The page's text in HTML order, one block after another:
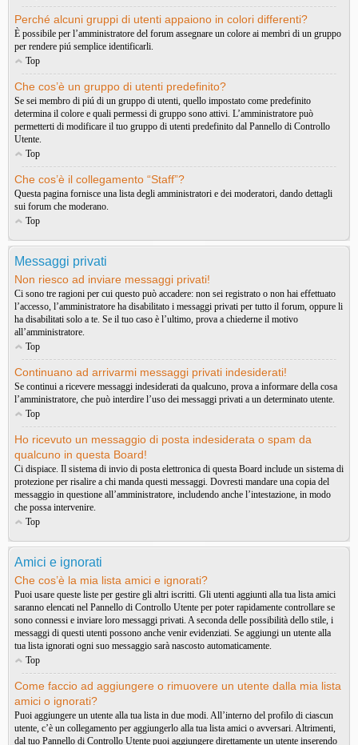
Perché alcuni gruppi di utenti appaiono in colori differenti?
È possibile per l’amministratore del forum assegnare un colore ai membri di un gruppo
per rendere piú semplice identificarli.
Top
Che cos’è un gruppo di utenti predefinito?
Se sei membro di piú di un gruppo di utenti, quello impostato come predefinito
determina il colore e quali permessi di gruppo sono attivi. L’amministratore può
permetterti di modificare il tuo gruppo di utenti predefinito dal Pannello di Controllo
Utente.
Top
Che cos’è il collegamento “Staff”?
Questa pagina fornisce una lista degli amministratori e dei moderatori, dando dettagli
sui forum che moderano.
Top
Messaggi privati
Non riesco ad inviare messaggi privati!
Ci sono tre ragioni per cui questo può accadere: non sei registrato o non hai effettuato
l’accesso, l’amministratore ha disabilitato i messaggi privati per tutto il forum, oppure li
ha disabilitati solo a te. Se il tuo caso è l’ultimo, prova a chiederne il motivo
all’amministratore.
Top
Continuano ad arrivarmi messaggi privati indesiderati!
Se continui a ricevere messaggi indesiderati da qualcuno, prova a informare della cosa
l’amministratore, che può interdire l’uso dei messaggi privati a un determinato utente.
Top
Ho ricevuto un messaggio di posta indesiderata o spam da
qualcuno in questa Board!
Ci dispiace. Il sistema di invio di posta elettronica di questa Board include un sistema di
protezione per risalire a chi manda questi messaggi. Dovresti mandare una copia del
messaggio in questione all’amministratore, includendo anche l’intestazione, in modo
che possa intervenire.
Top
Amici e ignorati
Che cos’è la mia lista amici e ignorati?
Puoi usare queste liste per gestire gli altri iscritti. Gli utenti aggiunti alla tua lista amici
saranno elencati nel Pannello di Controllo Utente per poter rapidamente controllare se
sono connessi e inviare loro messaggi privati. A seconda delle possibilità dello stile, i
messaggi di questi utenti possono anche venir evidenziati. Se aggiungi un utente alla
tua lista ignorati ogni suo messaggio sarà nascosto automaticamente.
Top
Come faccio ad aggiungere o rimuovere un utente dalla mia lista
amici o ignorati?
Puoi aggiungere un utente alla tua lista in due modi. All’interno del profilo di ciascun
utente, c’è un collegamento per aggiungerlo alla tua lista amici o avversari. Altrimenti,
dal tuo Pannello di Controllo Utente puoi aggiungere direttamente un utente inserendo